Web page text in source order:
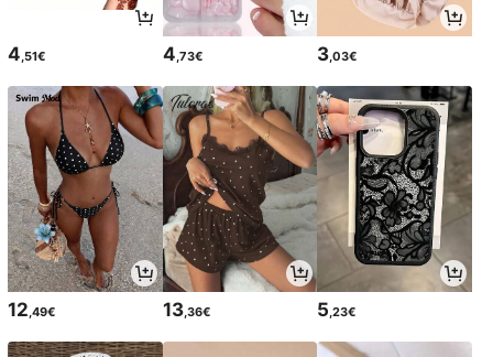
4 ,51€ 4 ,73€ 3 ,03€
12,49€ 13,36€ 5,23€